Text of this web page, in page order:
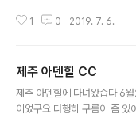
적으로 땀을 엄청 많이 흘리고
전히 문제 였지만... 아이언은
떠올리니 아주 굿 이었습니다
아끼는 후배 입니다 ​ 해운대 3
1 0 2019. 7. 6.
제주 아덴힐 CC
제주 아덴힐에 다녀왔습다 6
이었구요 다행히 구름이 좀 있